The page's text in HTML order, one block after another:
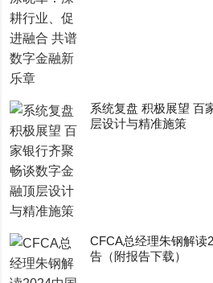
系统复盘 积极展望 百
层设计与精准施策
CFCA总经理朱钢解读
告（附报告下载）